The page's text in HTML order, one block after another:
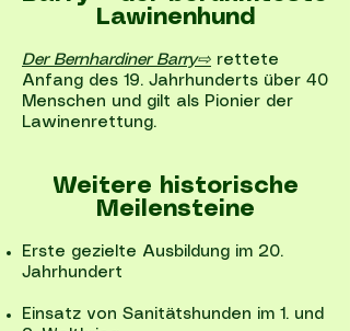
Lawinenhund
Der Bernhardiner Barry⇨ rettete
Anfang des 19. Jahrhunderts über 40
Menschen und gilt als Pionier der
Lawinenrettung.
Weitere historische
Meilensteine
Erste gezielte Ausbildung im 20.
Jahrhundert
Einsatz von Sanitätshunden im 1. und